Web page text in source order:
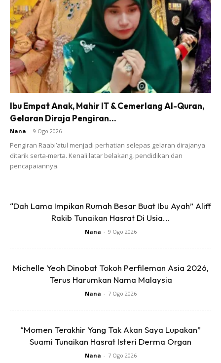
Boleh follow step by step dekat gambar di bawah.
Sediakan sebiji telur dan 3 keping kapas muka.
Ibu Empat Anak, Mahir IT & Cemerlang Al-Quran,
Gelaran Diraja Pengiran...
Nana - 9 Ogo 2026
Pengiran Raabi’atul menjadi perhatian selepas gelaran dirajanya
ditarik serta-merta. Kenali latar belakang, pendidikan dan
pencapaiannya.
“Dah Lama Impikan Rumah Besar Buat Ibu Ayah” Aliff
Rakib Tunaikan Hasrat Di Usia...
Nana - 9 Ogo 2026
Michelle Yeoh Dinobat Tokoh Perfileman Asia 2026,
Terus Harumkan Nama Malaysia
Nana - 7 Ogo 2026
“Momen Terakhir Yang Tak Akan Saya Lupakan”
Suami Tunaikan Hasrat Isteri Derma Organ
Nana - 7 Ogo 2026